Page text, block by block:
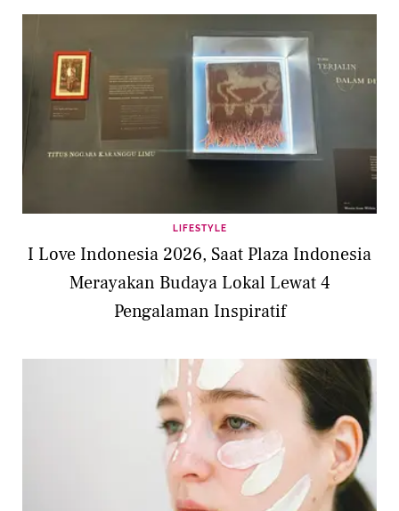
LIFESTYLE
I Love Indonesia 2026, Saat Plaza Indonesia
Merayakan Budaya Lokal Lewat 4
Pengalaman Inspiratif